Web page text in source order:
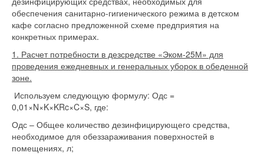
обеспечения санитарно-гигиенического режима в детском
кафе согласно предложенной схеме предприятия на
конкретных примерах.
1. Расчет потребности в дезсредстве «Эком-25М» для
проведения ежедневных и генеральных уборок в обеденной
зоне.
Используем следующую формулу: Одс =
0,01×N×K×KRc×C×S, где:
Одс – Общее количество дезинфицирующего средства,
необходимое для обеззараживания поверхностей в
помещениях, л;